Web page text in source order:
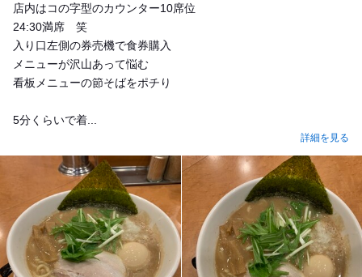
店内はコの字型のカウンター10席位
24:30満席 笑
入り口左側の券売機で食券購入
メニューが沢山あって悩む
看板メニューの節そばをポチり
5分くらいで着...
詳細を見る